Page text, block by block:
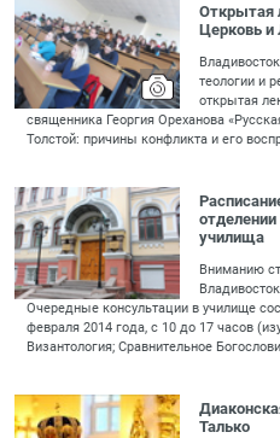
Открытая
Церковь
теологии и
открытая
священника Георгия Ореханова
Толстой: причины конфликта и его
училища
Вниманию
Очередные консультации в училище
февраля 2014 года, с 10 до 17 часов
Византология; Сравнительное
Талько